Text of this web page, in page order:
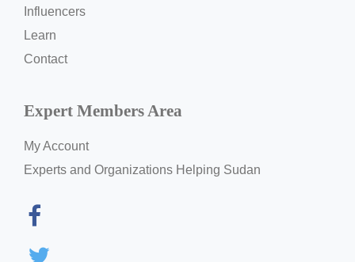
Influencers
Learn
Contact
Expert Members Area
My Account
Experts and Organizations Helping Sudan